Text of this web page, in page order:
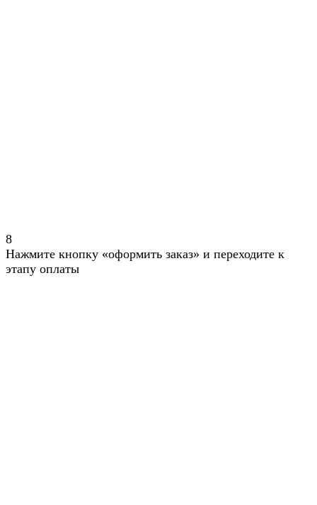
8
Нажмите кнопку «оформить заказ» и переходите к
этапу оплаты